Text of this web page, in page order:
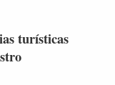
turísticas